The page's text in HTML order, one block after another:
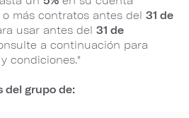
más contratos antes del 31 de
usar antes del 31 de
a continuación para
condiciones.*
del grupo de: